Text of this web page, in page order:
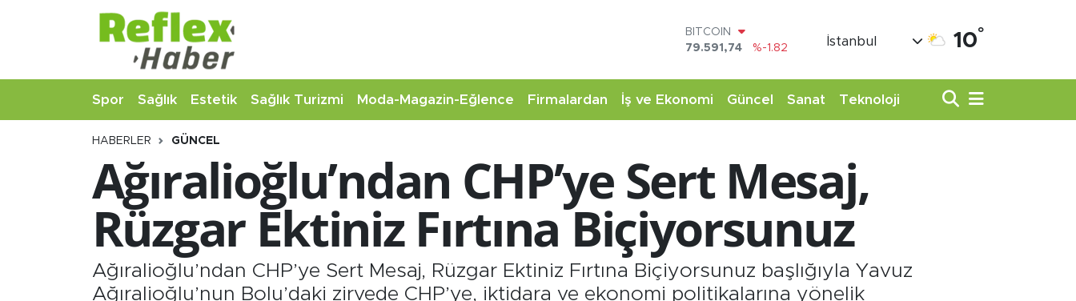
DOLAR
45,43620
%0.02
53,38690
%0.19
STERLİN
14.598,00
%0
BITCOIN
İstanbul 10°
Spor Sağlık Estetik Sağlık Turizmi Moda-Magazin-Eğlence Firmalardan İş ve Ekonomi Güncel Sanat Teknoloji
HABERLER GÜNCEL
Ağıralioğlu’ndan CHP’ye Sert Mesaj,
Rüzgar Ektiniz Fırtına Biçiyorsunuz
Ağıralioğlu’ndan CHP’ye Sert Mesaj, Rüzgar Ektiniz Fırtına Biçiyorsunuz başlığıyla Yavuz
Ağıralioğlu’nun Bolu’daki zirvede CHP’ye, iktidara ve ekonomi politikalarına yönelik
Estetik
Firmalardan
İş ve Ekonomi
Moda-Magazin-Eğlence
Nöbetçi Eczaneler
Hava Durumu
Namaz Vakitleri
Trafik Durumu
Şampiyonlar Ligi Puan Durumu ve Fikstür
Tüm Manşetler